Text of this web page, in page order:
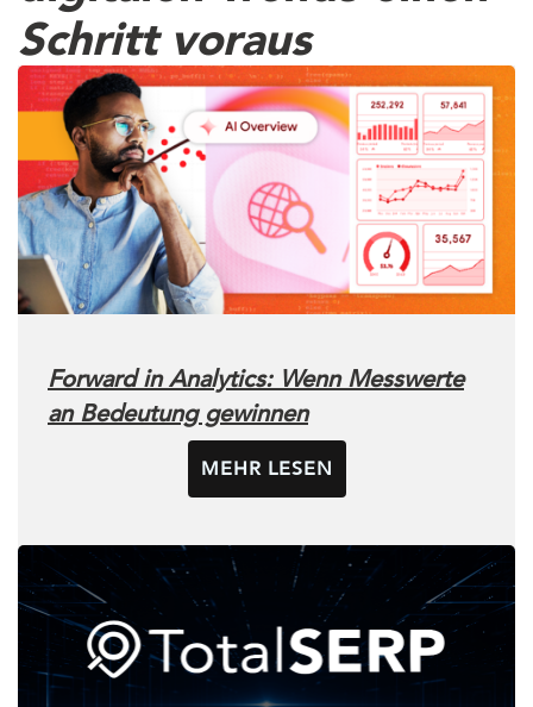
Schritt voraus
Forward in Analytics: Wenn Messwerte
an Bedeutung gewinnen
MEHR LESEN